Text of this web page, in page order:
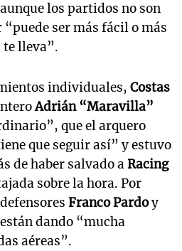
los partidos no son
ser más fácil o más
lleva”.
individuales, Costas
Adrián “Maravilla”
que el arquero
que seguir así” y estuvo
de haber salvado aRacing
sobre la hora. Por
Franco Pardoy
dando “mucha
aéreas”.